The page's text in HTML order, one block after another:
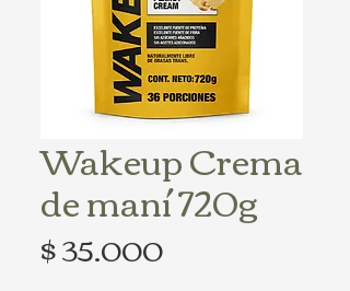
Wakeup Crema
de maní 720g
$ 35.000Precio